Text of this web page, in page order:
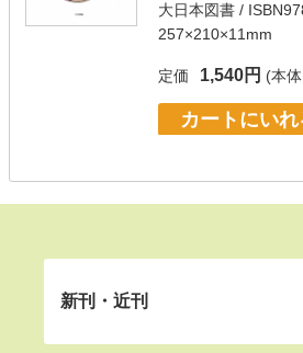
大日本図書 /
257×210×11mm
定価 1,540円 (本
カートにいれ
新刊・近刊